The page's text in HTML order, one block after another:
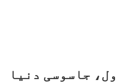
جاسوسی دنیا